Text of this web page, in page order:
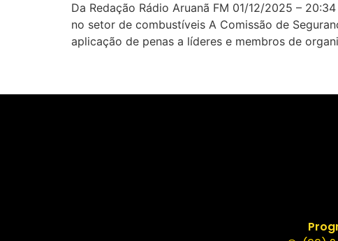
Da Redação Rádio Aruanã FM 01/12/2025 –
no setor de combustíveis A Comissão de
aplicação de penas a líderes e membros de